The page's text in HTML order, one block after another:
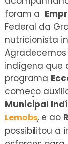
foram a
Federal da
nutricionista
indígena que
programa
começo
Municipal
Lemobs, e ao
possibilitou a